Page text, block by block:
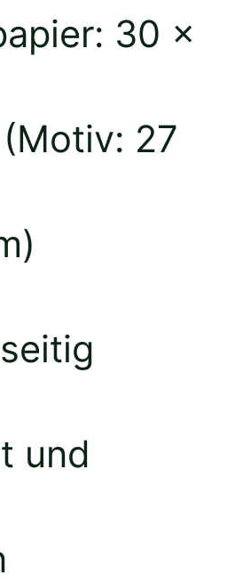
30 ×
27
und